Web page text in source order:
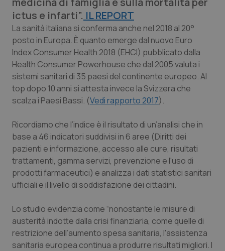
Lazio
Liguria
Lombardia
Marche
Molise
Piemonte
Provincia Autonoma di Bolzano
Provincia Autonoma di Trento
Puglia
Diabete & glucometri
Disturbi dell’umore
Dolore
Donna & Salute
Epatiti
HIV
Infezioni & Febbre
Ipertensione & Scompenso
Malattie rare
ictus e infarti”. IL REPORT
La sanità italiana si conferma anche nel 2018 al 20°
posto in Europa. È quanto emerge dal nuovo Euro
Index Consumer Health 2018 (EHCI) pubblicato dalla
Health Consumer Powerhouse che dal 2005 valuta i
sistemi sanitari di 35 paesi del continente europeo. Al
top dopo 10 anni si attesta invece la Svizzera che
scalza i Paesi Bassi. (Vedi rapporto 2017).
Ricordiamo che l’indice è il risultato di un’analisi che in
base a 46 indicatori suddivisi in 6 aree (Diritti dei
pazienti e informazione, accesso alle cure, risultati
trattamenti, gamma servizi, prevenzione e l'uso di
prodotti farmaceutici) e analizza i dati statistici sanitari
ufficiali e il livello di soddisfazione dei cittadini.
Lo studio evidenzia come “nonostante le misure di
austerità indotte dalla crisi finanziaria, come quelle di
restrizione dell’aumento spesa sanitaria, l'assistenza
sanitaria europea continua a produrre risultati migliori. I